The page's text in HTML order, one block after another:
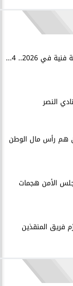
2026.. 4...
النصر
هم رأس مال الوطن
الأمن هجمات
فريق المنقذين